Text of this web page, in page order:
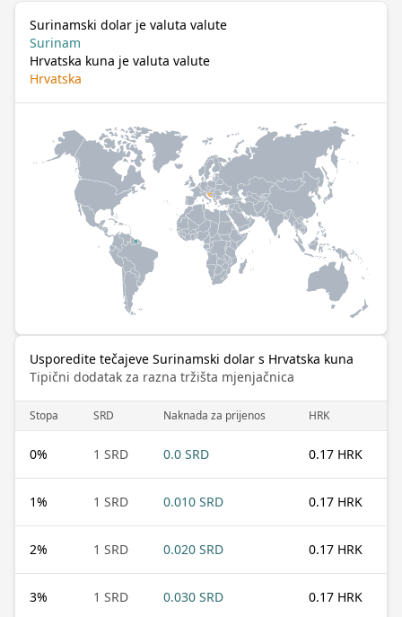
Surinamski dolar je valuta valute
Surinam
Hrvatska kuna je valuta valute
Hrvatska
Usporedite tečajeve Surinamski dolar s Hrvatska kuna
Tipični dodatak za razna tržišta mjenjačnica
Stopa SRD Naknada za prijenos HRK
0% 1 SRD 0.0 SRD 0.17 HRK
1% 1 SRD 0.010 SRD 0.17 HRK
2% 1 SRD 0.020 SRD 0.17 HRK
3% 1 SRD 0.030 SRD 0.17 HRK